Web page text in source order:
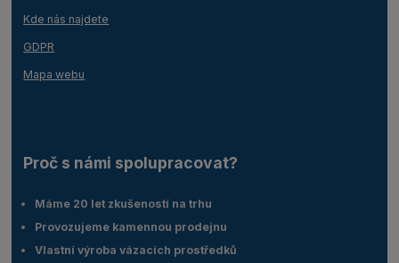
Kde nás najdete
GDPR
Mapa webu
Proč s námi spolupracovat?
Máme 20 let zkušeností na trhu
Provozujeme kamennou prodejnu
Vlastní výroba vázacích prostředků